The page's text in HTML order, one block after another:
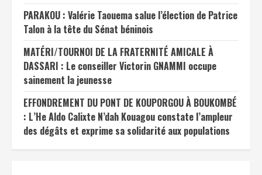
PARAKOU : Valérie Taouema salue l’élection de Patrice
Talon à la tête du Sénat béninois
MATÉRI/TOURNOI DE LA FRATERNITÉ AMICALE À
DASSARI : Le conseiller Victorin GNAMMI occupe
sainement la jeunesse
EFFONDREMENT DU PONT DE KOUPORGOU À BOUKOMBÉ
: L’He Aldo Calixte N’dah Kouagou constate l’ampleur
des dégâts et exprime sa solidarité aux populations